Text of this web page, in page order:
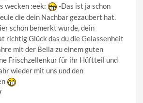
wecken :eek:
-Das ist ja schon
die dein Nachbar gezaubert hat.
schon bemerkt wurde, dein
richtig Glück das du die Gelassenheit
mit der Bella zu einem guten
Frischzellenkur für ihr Hüftteil und
wieder mit uns und den